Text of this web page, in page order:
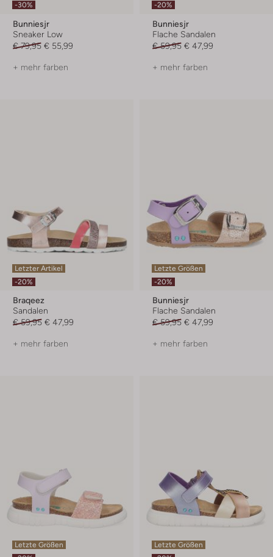
-30%
Bunniesjr
Sneaker Low
€ 79,95 € 55,99
+ mehr farben
-20%
Bunniesjr
Flache Sandalen
€ 59,95 € 47,99
+ mehr farben
Letzter Artikel
-20%
Braqeez
Sandalen
€ 59,95 € 47,99
+ mehr farben
Letzte Größen
-20%
Bunniesjr
Flache Sandalen
€ 59,95 € 47,99
+ mehr farben
Letzte Größen
Letzte Größen